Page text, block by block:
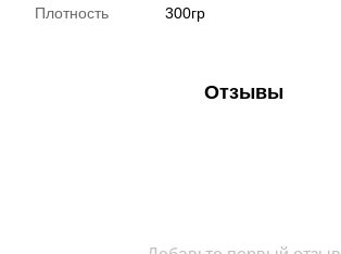
Плотность 300гр
Отзывы